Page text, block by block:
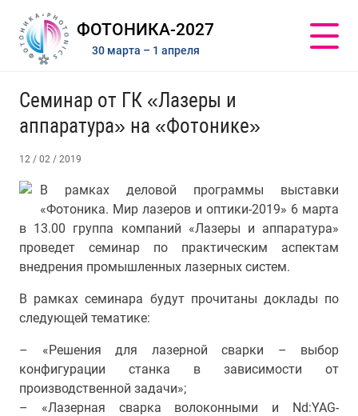
ФОТОНИКА-2027
30 марта – 1 апреля
Семинар от ГК «Лазеры и
аппаратура» на «Фотонике»
12 / 02 / 2019
В рамках деловой программы выставки
«Фотоника. Мир лазеров и оптики-2019» 6 марта
в 13.00 группа компаний «Лазеры и аппаратура»
проведет семинар по практическим аспектам
внедрения промышленных лазерных систем.
В рамках семинара будут прочитаны доклады по
следующей тематике:
– «Решения для лазерной сварки – выбор
конфигурации станка в зависимости от
производственной задачи»;
– «Лазерная сварка волоконными и Nd:YAG-